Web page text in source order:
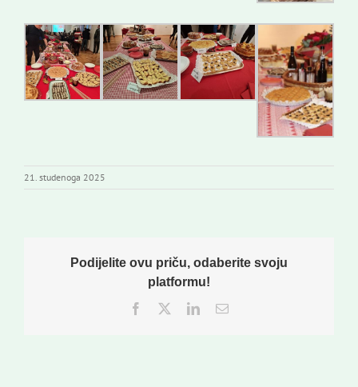
21. studenoga 2025
Podijelite ovu priču, odaberite svoju
platformu!
Facebook
TwitterLinkedInEmail: